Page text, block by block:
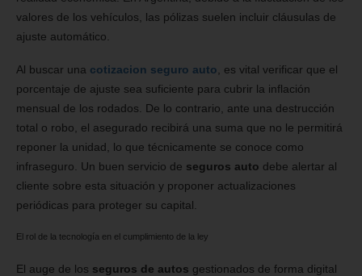
valores de los vehículos, las pólizas suelen incluir cláusulas de
ajuste automático.
Al buscar una cotizacion seguro auto , es vital verificar que el
porcentaje de ajuste sea suficiente para cubrir la inflación
mensual de los rodados. De lo contrario, ante una destrucción
total o robo, el asegurado recibirá una suma que no le permitirá
reponer la unidad, lo que técnicamente se conoce como
infraseguro. Un buen servicio de seguros auto debe alertar al
cliente sobre esta situación y proponer actualizaciones
periódicas para proteger su capital.
El rol de la tecnología en el cumplimiento de la ley
El auge de los seguros de autos gestionados de forma digital